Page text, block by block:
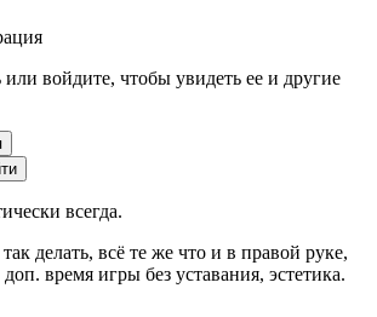
или войдите, чтобы увидеть ее и другие
всегда.
делать, всё те же что и в правой руке,
доп. время игры без уставания, эстетика.